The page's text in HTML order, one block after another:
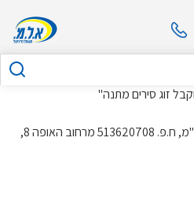
זוג סירים מתנה"
המילטון חשמל ואלקטרוניקה בע"מ, ח.פ. 513620708 מרחוב האופה 8,